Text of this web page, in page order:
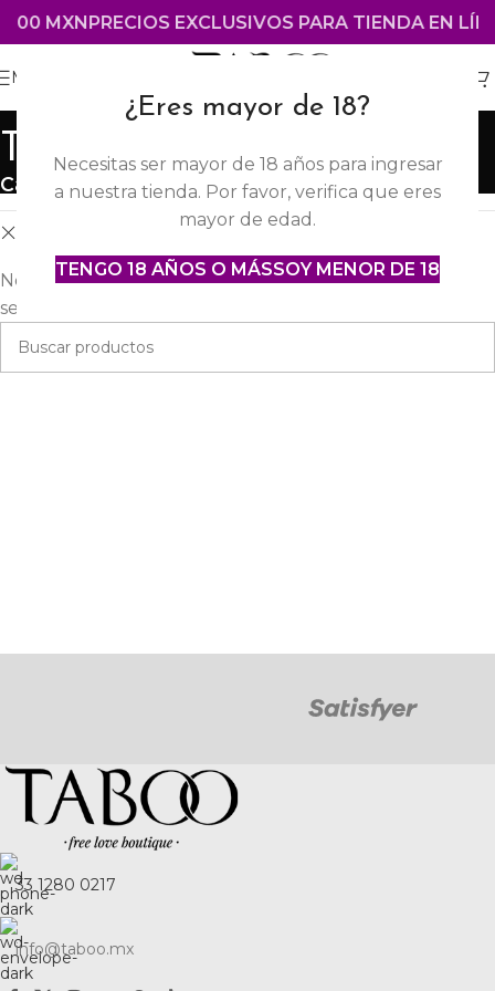
¿Eres mayor de 18?
Necesitas ser mayor de 18 años para ingresar
a nuestra tienda. Por favor, verifica que eres
mayor de edad.
TENGO 18 AÑOS O MÁSSOY MENOR DE 18
MXNPRECIOS EXCLUSIVOS PARA TIENDA EN
MENÚ
Tienda
Categorías
Pretty Love
No se encontraron productos que concuerden con la
selección.
33 1280 0217
info@taboo.mx